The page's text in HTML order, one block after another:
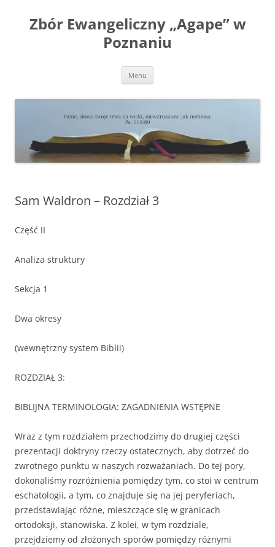
treściZbór Ewangeliczny „Agape” w
Poznaniu
Menu
Sam Waldron – Rozdział 3
Część II
Analiza struktury
Sekcja 1
Dwa okresy
(wewnętrzny system Biblii)
ROZDZIAŁ 3:
BIBLIJNA TERMINOLOGIA: ZAGADNIENIA WSTĘPNE
Wraz z tym rozdziałem przechodzimy do drugiej części
prezentacji doktryny rzeczy ostatecznych, aby dotrzeć do
zwrotnego punktu w naszych rozważaniach. Do tej pory,
dokonaliśmy rozróżnienia pomiędzy tym, co stoi w centrum
eschatologii, a tym, co znajduje się na jej peryferiach,
przedstawiając różne, mieszczące się w granicach
ortodoksji, stanowiska. Z kolei, w tym rozdziale,
przejdziemy od złożonych sporów pomiędzy różnymi